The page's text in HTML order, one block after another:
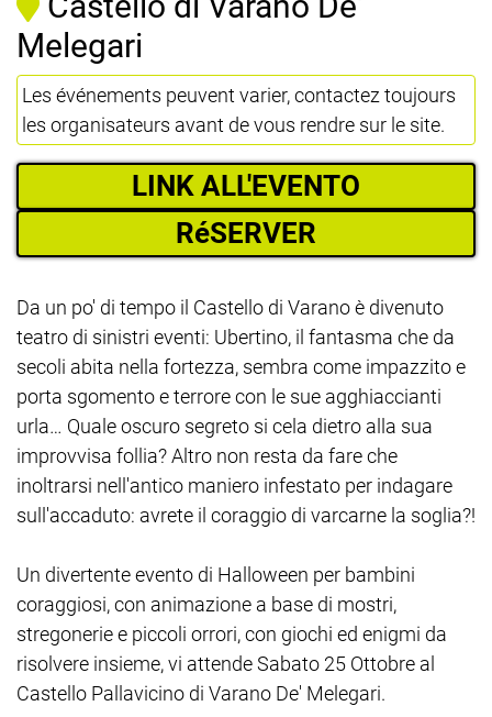
Melegari
Les événements peuvent varier, contactez toujours
les organisateurs avant de vous rendre sur le site.
LINK ALL'EVENTO
RéSERVER
Da un po' di tempo il Castello di Varano è divenuto
teatro di sinistri eventi: Ubertino, il fantasma che da
secoli abita nella fortezza, sembra come impazzito e
porta sgomento e terrore con le sue agghiaccianti
urla… Quale oscuro segreto si cela dietro alla sua
improvvisa follia? Altro non resta da fare che
inoltrarsi nell'antico maniero infestato per indagare
sull'accaduto: avrete il coraggio di varcarne la soglia?!
Un divertente evento di Halloween per bambini
coraggiosi, con animazione a base di mostri,
stregonerie e piccoli orrori, con giochi ed enigmi da
risolvere insieme, vi attende Sabato 25 Ottobre al
Castello Pallavicino di Varano De' Melegari.